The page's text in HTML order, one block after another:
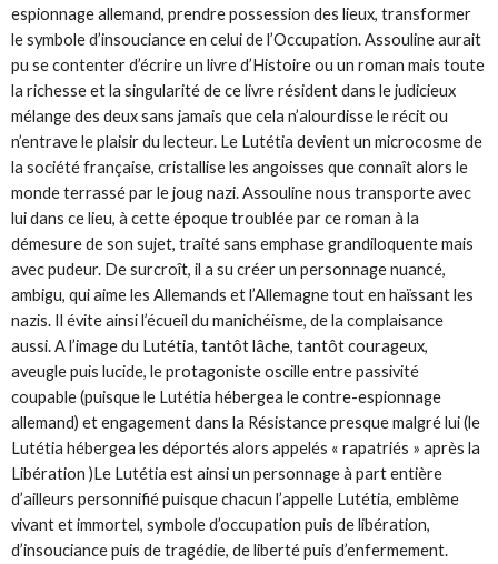
espionnage allemand, prendre possession des lieux, transformer
le symbole d’insouciance en celui de l’Occupation. Assouline aurait
pu se contenter d’écrire un livre d’Histoire ou un roman mais toute
la richesse et la singularité de ce livre résident dans le judicieux
mélange des deux sans jamais que cela n’alourdisse le récit ou
n’entrave le plaisir du lecteur. Le Lutétia devient un microcosme de
la société française, cristallise les angoisses que connaît alors le
monde terrassé par le joug nazi. Assouline nous transporte avec
lui dans ce lieu, à cette époque troublée par ce roman à la
démesure de son sujet, traité sans emphase grandiloquente mais
avec pudeur. De surcroît, il a su créer un personnage nuancé,
ambigu, qui aime les Allemands et l’Allemagne tout en haïssant les
nazis. Il évite ainsi l’écueil du manichéisme, de la complaisance
aussi. A l’image du Lutétia, tantôt lâche, tantôt courageux,
aveugle puis lucide, le protagoniste oscille entre passivité
coupable (puisque le Lutétia hébergea le contre-espionnage
allemand) et engagement dans la Résistance presque malgré lui (le
Lutétia hébergea les déportés alors appelés « rapatriés » après la
Libération )Le Lutétia est ainsi un personnage à part entière
d’ailleurs personnifié puisque chacun l’appelle Lutétia, emblème
vivant et immortel, symbole d’occupation puis de libération,
d’insouciance puis de tragédie, de liberté puis d’enfermement.